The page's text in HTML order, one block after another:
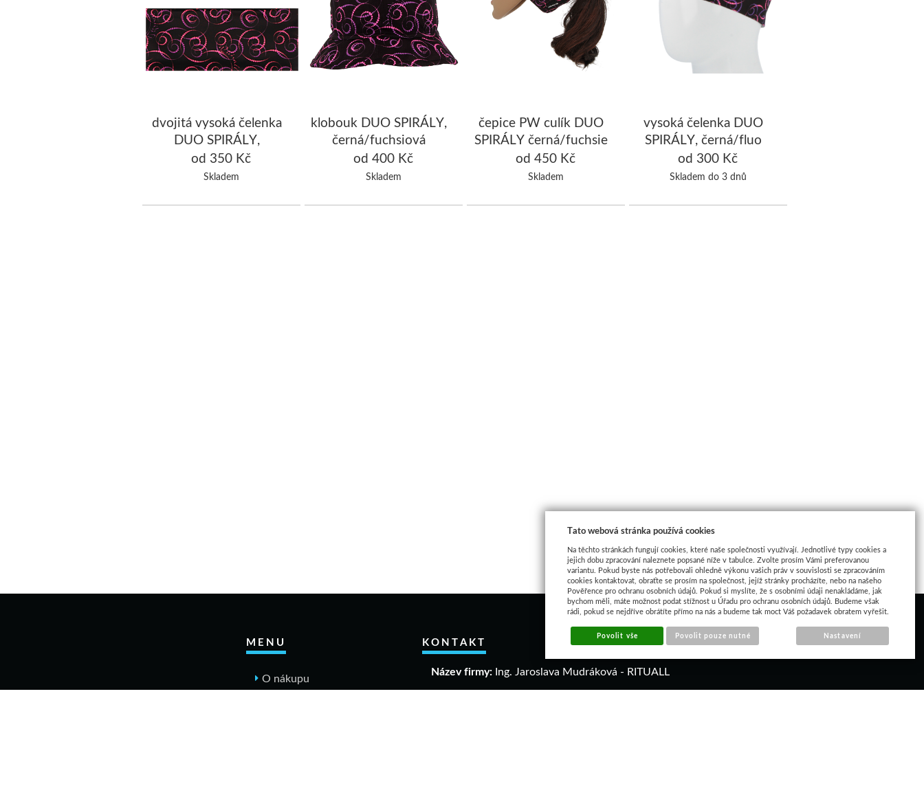
dvojitá vysoká čelenka
DUO SPIRÁLY,
černá/růžová
od 350 Kč
Skladem
klobouk DUO SPIRÁLY,
černá/fuchsiová
od 400 Kč
Skladem
čepice PW culík DUO
SPIRÁLY černá/fuchsie
od 450 Kč
Skladem
vysoká čelenka DUO
SPIRÁLY, černá/fluo
růžová
od 300 Kč
Skladem do 3 dnů
MENU
O nákupu
KONTAKT
Název firmy:Ing. Jaroslava Mudráková - RITUALL
Tato webová stránka používá cookies
Na těchto stránkách fungují cookies, které naše společnosti využívají. Jednotlivé typy cookies a
jejich dobu zpracování naleznete popsané níže v tabulce. Zvolte prosím Vámi preferovanou
variantu. Pokud byste nás potřebovali ohledně výkonu vašich práv v souvislosti se zpracováním
cookies kontaktovat, obraťte se prosím na společnost, jejíž stránky procházíte, nebo na našeho
Pověřence pro ochranu osobních údajů. Pokud si myslíte, že s osobními údaji nenakládáme, jak
bychom měli, máte možnost podat stížnost u Úřadu pro ochranu osobních údajů. Budeme však
rádi, pokud se nejdříve obrátíte přímo na nás a budeme tak moct Váš požadavek obratem vyřešit.
Povolit vše Povolit pouze nutné Nastavení